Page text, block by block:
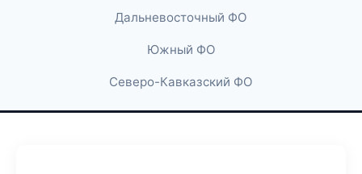
Дальневосточный ФО
Южный ФО
Северо-Кавказский ФО